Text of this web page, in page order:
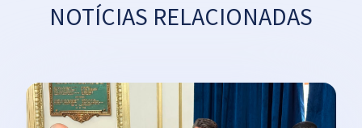
NOTÍCIAS RELACIONADAS